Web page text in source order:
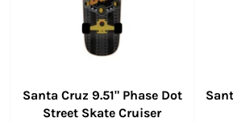
Santa Cruz 9.51" Phase Dot
Street Skate Cruiser